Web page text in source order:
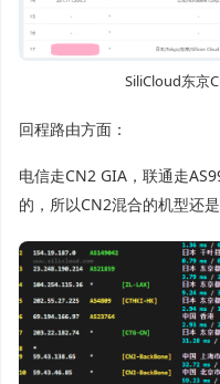
SiliCloud东京
回程路由方面：
电信走CN2 GIA，联通走
的，所以CN2混合的机型还是